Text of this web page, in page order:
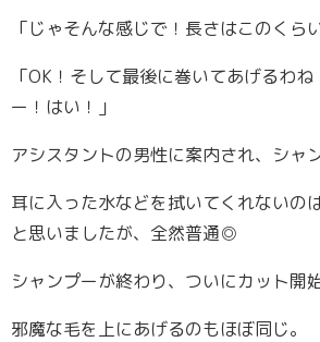
「じゃそんな感じで！長さはこのくら
「OK！そして最後に巻いてあげるわ
ー！はい！」
アシスタントの男性に案内され、シャ
耳に入った水などを拭いてくれないの
と思いましたが、全然普通◎
シャンプーが終わり、ついにカット開
邪魔な毛を上にあげるのもほぼ同じ。